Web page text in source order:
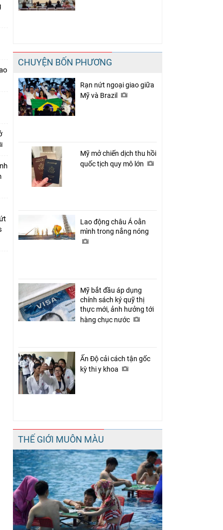
CHUYỆN BỐN PHƯƠNG
Rạn nứt ngoại giao giữa
Mỹ và Brazil
Mỹ mở chiến dịch thu hồi
quốc tịch quy mô lớn
Lao động châu Á oằn
mình trong nắng nóng
Mỹ bắt đầu áp dụng
chính sách ký quỹ thị
thực mới, ảnh hưởng tới
hàng chục nước
Ấn Độ cải cách tận gốc
kỳ thi y khoa
THẾ GIỚI MUÔN MÀU